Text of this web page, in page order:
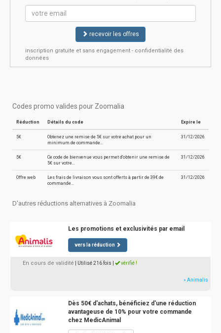
recevoir les offres
inscription gratuite et sans engagement - confidentialité des
données
Codes promo valides pour Zoomalia
Réduction Détails du code Expire le
5€
Obtenez une remise de 5€ sur votre achat pour un
minimum de commande…
31/12/2026
5€
Ce code de bienvenue vous permet d'obtenir une remise de
5€ sur votre…
31/12/2026
Offre web
Les frais de livraison vous sont offerts à partir de 39€ de
commande…
31/12/2026
D'autres réductions alternatives à Zoomalia
Les promotions et exclusivités par email
vers la réduction
En cours de validité | Utilisé 216 fois vérifié !
» Animalis
Dès 50€ d'achats, bénéficiez d'une réduction
avantageuse de 10% pour votre commande
chez MedicAnimal